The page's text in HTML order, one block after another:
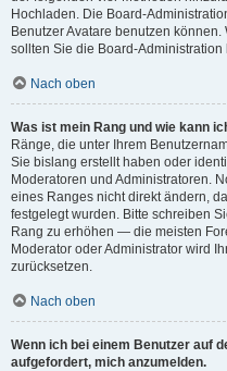
Hochladen. Die Board-
Benutzer Avatare benutzen
sollten Sie die Board-Administration
Nach oben
Was ist mein Rang und wie kann
Ränge, die unter Ihrem
Sie bislang erstellt haben oder
Moderatoren und Administratoren.
eines Ranges nicht direkt ändern,
festgelegt wurden. Bitte schreiben
Rang zu erhöhen — die meisten
Moderator oder Administrator wird
zurücksetzen.
Nach oben
Wenn ich bei einem Benutzer auf
aufgefordert, mich anzumelden.